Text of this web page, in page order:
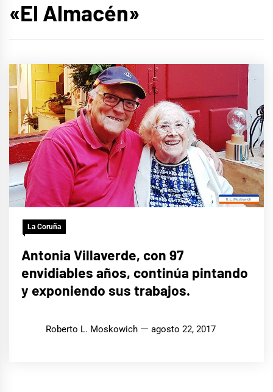
«El Almacén»
La Coruña
Antonia Villaverde, con 97
envidiables años, continúa pintando
y exponiendo sus trabajos.
Roberto L. Moskowich agosto 22, 2017